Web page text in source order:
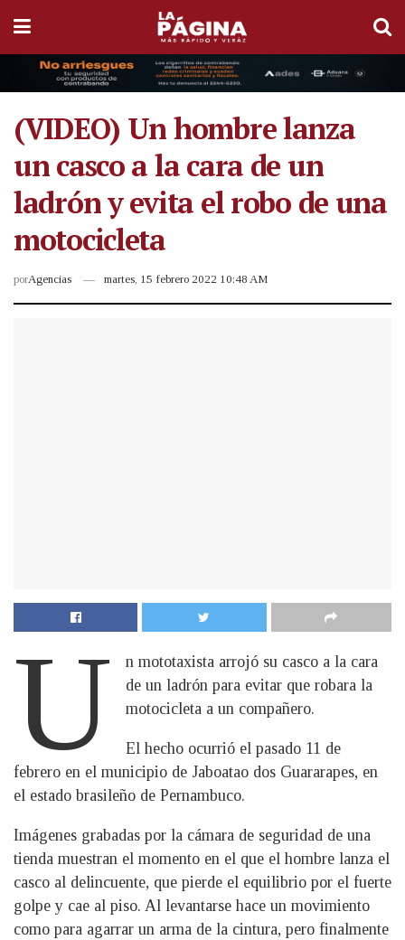
(VIDEO) Un hombre lanza
un casco a la cara de un
ladrón y evita el robo de una
motocicleta
porAgencias martes, 15 febrero 2022 10:48 AM
U
n mototaxista arrojó su casco a la cara
de un ladrón para evitar que robara la
motocicleta a un compañero.
El hecho ocurrió el pasado 11 de
febrero en el municipio de Jaboatao dos Guararapes, en
el estado brasileño de Pernambuco.
Imágenes grabadas por la cámara de seguridad de una
tienda muestran el momento en el que el hombre lanza el
casco al delincuente, que pierde el equilibrio por el fuerte
golpe y cae al piso. Al levantarse hace un movimiento
como para agarrar un arma de la cintura, pero finalmente